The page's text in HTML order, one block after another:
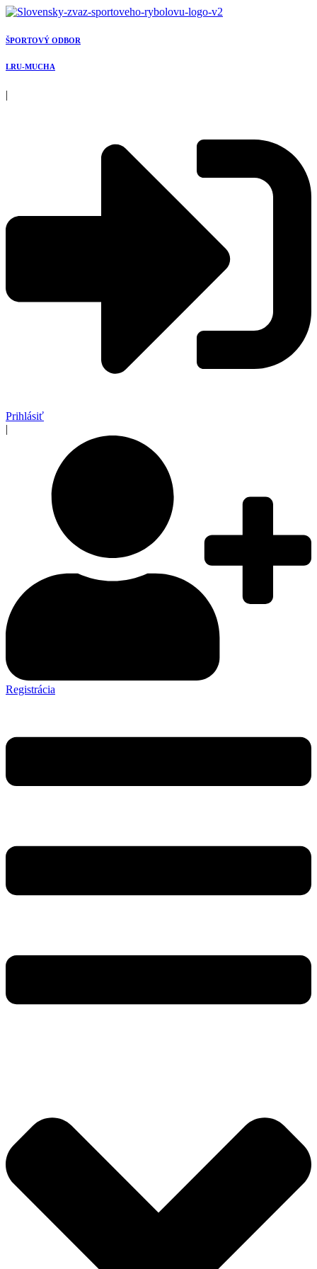
Preskočiť
obsah
ŠPORTOVÝ ODBOR
LRU-MUCHA
|
Prihlásiť
|
Registrácia